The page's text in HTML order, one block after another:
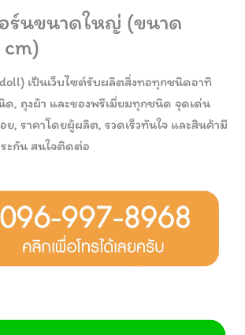
ร์นขนาดใหญ่ (ขนาด
เป็นเว็บไซต์รับผลิตสิ่งทอทุกชนิดอาทิ
, ถุงผ้า และของพรีเมี่ยมทุกชนิด จุดเด่น
ย, ราคาโดยผู้ผลิต, รวดเร็วทันใจ และสินค้ามี
กัน สนใจติดต่อ